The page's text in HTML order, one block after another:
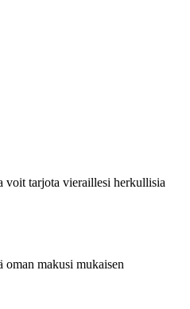
voit tarjota vieraillesi herkullisia
makusi mukaisen